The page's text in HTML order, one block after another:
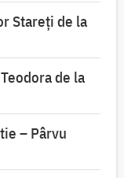
Stareți de la
de la
– Pârvu